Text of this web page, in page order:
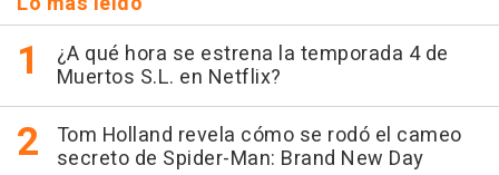
¿A qué hora se estrena la temporada 4 de
Muertos S.L. en Netflix?
Tom Holland revela cómo se rodó el cameo
secreto de Spider-Man: Brand New Day